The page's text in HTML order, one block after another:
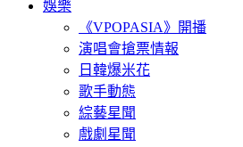
娛樂
《VPOPASIA》開播
演唱會搶票情報
日韓爆米花
歌手動態
綜藝星聞
戲劇星聞